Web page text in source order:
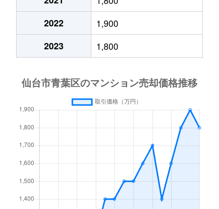
390万円
700万円
770万円
五橋
五橋
4,500万円
大町
霊屋下
4,400万円
大町西公園
霊屋下
大町西公園
1,000万円
大町西公園
2022
1,900
2023
1,800